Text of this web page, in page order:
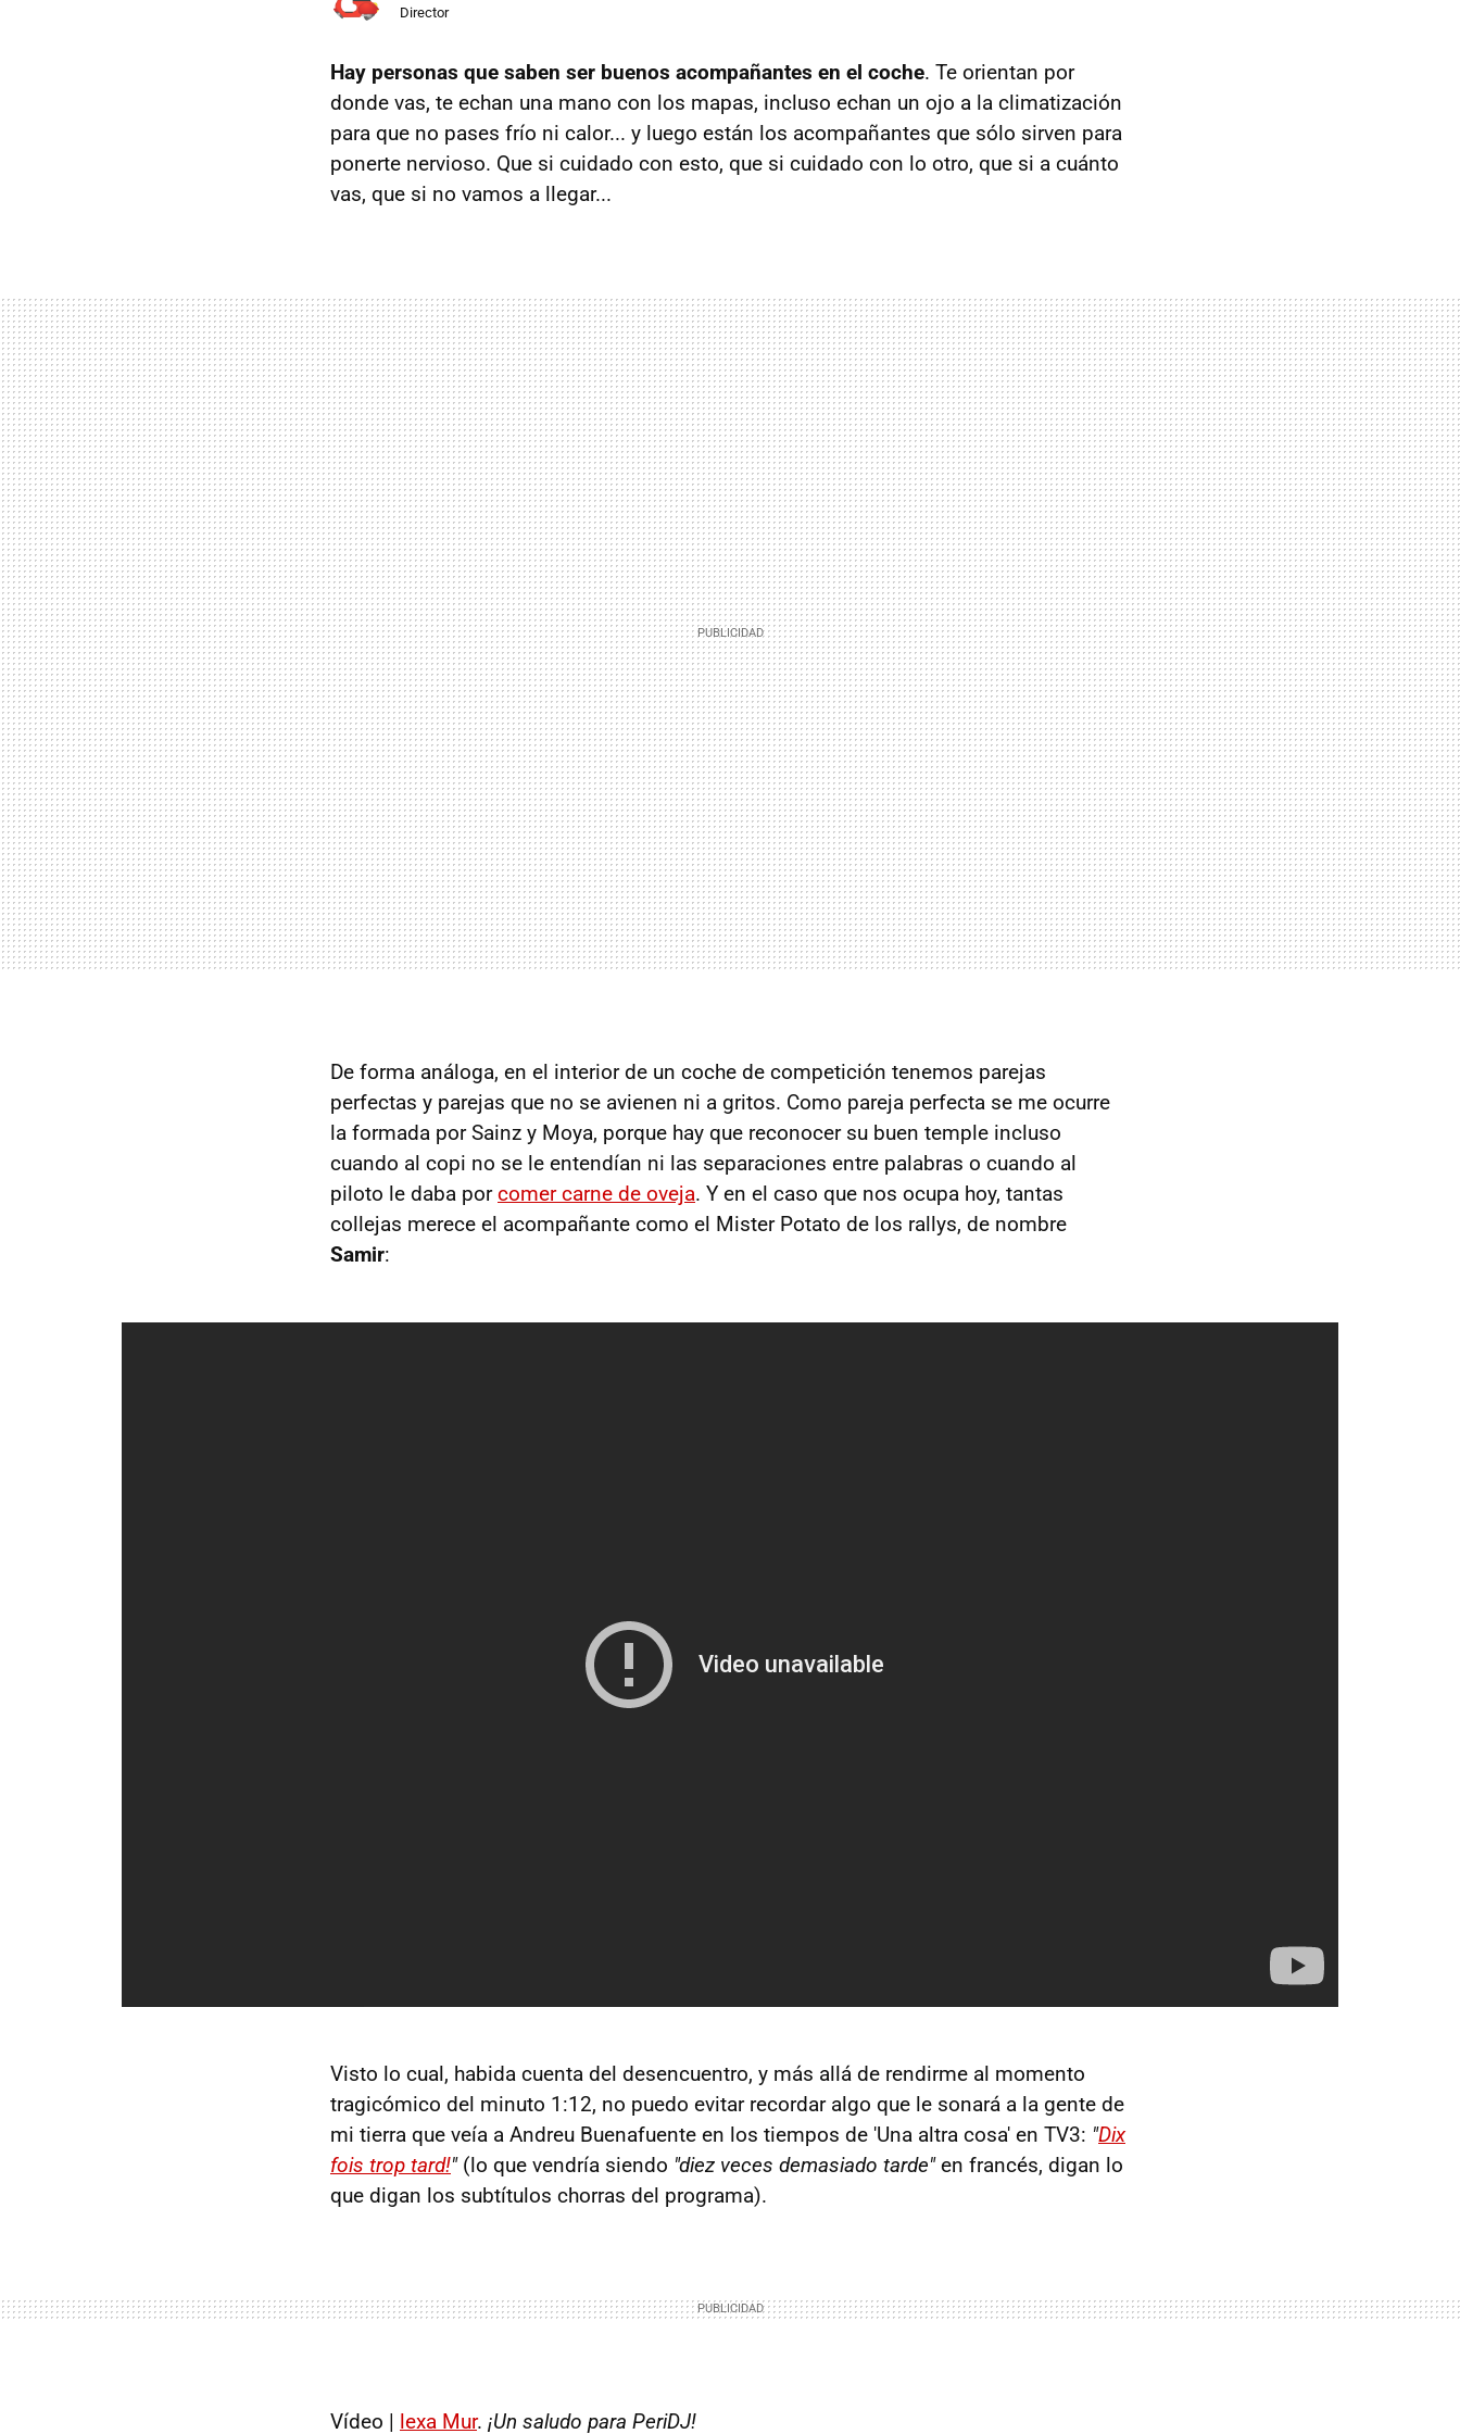
Director
Hay personas que saben ser buenos acompañantes en el coche. Te orientan por
donde vas, te echan una mano con los mapas, incluso echan un ojo a la climatización
para que no pases frío ni calor... y luego están los acompañantes que sólo sirven para
ponerte nervioso. Que si cuidado con esto, que si cuidado con lo otro, que si a cuánto
vas, que si no vamos a llegar...
De forma análoga, en el interior de un coche de competición tenemos parejas
perfectas y parejas que no se avienen ni a gritos. Como pareja perfecta se me ocurre
la formada por Sainz y Moya, porque hay que reconocer su buen temple incluso
cuando al copi no se le entendían ni las separaciones entre palabras o cuando al
piloto le daba porcomer carne de oveja. Y en el caso que nos ocupa hoy, tantas
collejas merece el acompañante como el Mister Potato de los rallys, de nombre
Samir:
Visto lo cual, habida cuenta del desencuentro, y más allá de rendirme al momento
tragicómico del minuto 1:12, no puedo evitar recordar algo que le sonará a la gente de
mi tierra que veía a Andreu Buenafuente en los tiempos de 'Una altra cosa' en TV3: "Dix
fois trop tard!"(lo que vendría siendo "diez veces demasiado tarde"en francés, digan lo
que digan los subtítulos chorras del programa).
Vídeo | lexa Mur. ¡Un saludo para PeriDJ!